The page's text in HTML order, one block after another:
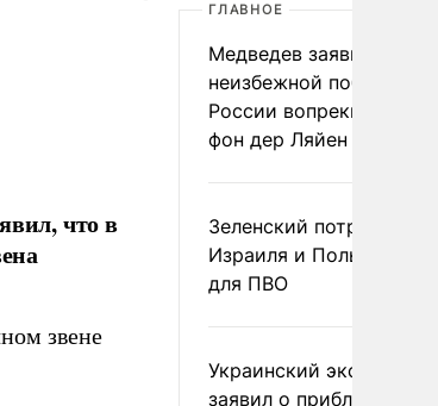
что в
звене
ГЛАВНОЕ
Медведев заявил о
неизбежной победе
России вопреки словам
фон дер Ляйен
Зеленский потребовал
Израиля и Польши
для ПВО
Украинский эксперт
заявил о приближении